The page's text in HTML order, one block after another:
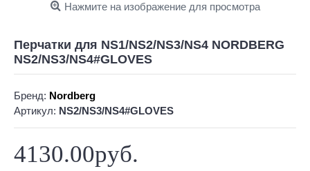
Нажмите на изображение для просмотра
Перчатки для NS1/NS2/NS3/NS4 NORDBERG
NS2/NS3/NS4#GLOVES
Бренд: Nordberg
Артикул: NS2/NS3/NS4#GLOVES
4130.00руб.